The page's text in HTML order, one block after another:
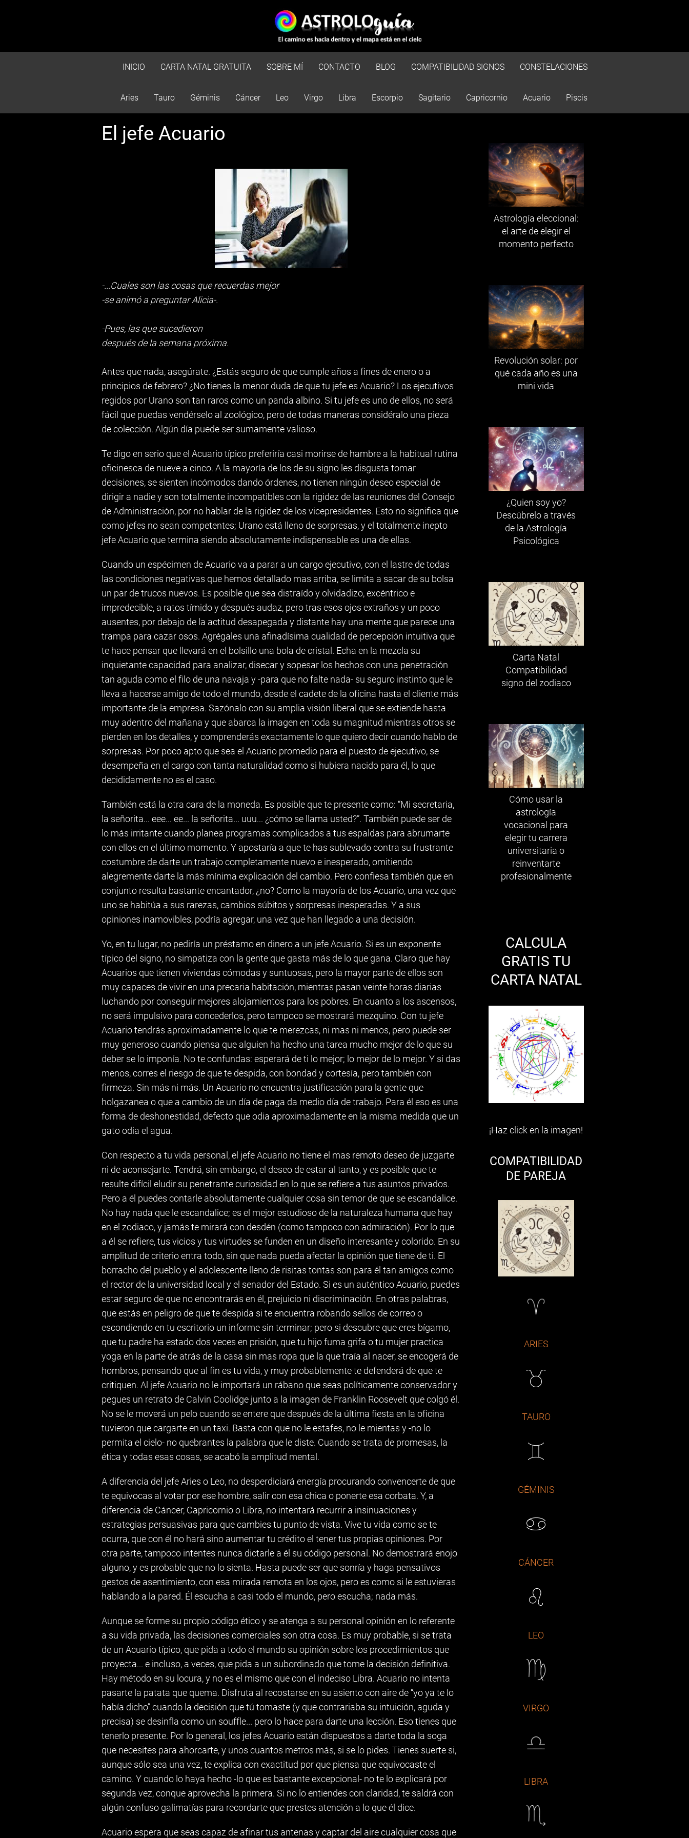
INICIO CARTA NATAL GRATUITA SOBRE MÍ CONTACTO BLOG COMPATIBILIDAD SIGNOS CONSTELACIONES
Aries Tauro Géminis Cáncer Leo Virgo Libra Escorpio Sagitario Capricornio Acuario Piscis
El jefe Acuario
-...Cuales son las cosas que recuerdas mejor
-se animó a preguntar Alicia-.
-Pues, las que sucedieron
después de la semana próxima.
Antes que nada, asegúrate. ¿Estás seguro de que cumple años a fines de enero o a
principios de febrero? ¿No tienes la menor duda de que tu jefe es Acuario? Los ejecutivos
regidos por Urano son tan raros como un panda albino. Si tu jefe es uno de ellos, no será
fácil que puedas vendérselo al zoológico, pero de todas maneras considéralo una pieza
de colección. Algún día puede ser sumamente valioso.
Te digo en serio que el Acuario típico preferiría casi morirse de hambre a la habitual rutina
oficinesca de nueve a cinco. A la mayoría de los de su signo les disgusta tomar
decisiones, se sienten incómodos dando órdenes, no tienen ningún deseo especial de
dirigir a nadie y son totalmente incompatibles con la rigidez de las reuniones del Consejo
de Administración, por no hablar de la rigidez de los vicepresidentes. Esto no significa que
como jefes no sean competentes; Urano está lleno de sorpresas, y el totalmente inepto
jefe Acuario que termina siendo absolutamente indispensable es una de ellas.
Cuando un espécimen de Acuario va a parar a un cargo ejecutivo, con el lastre de todas
las condiciones negativas que hemos detallado mas arriba, se limita a sacar de su bolsa
un par de trucos nuevos. Es posible que sea distraído y olvidadizo, excéntrico e
impredecible, a ratos tímido y después audaz, pero tras esos ojos extraños y un poco
ausentes, por debajo de la actitud desapegada y distante hay una mente que parece una
trampa para cazar osos. Agrégales una afinadísima cualidad de percepción intuitiva que
te hace pensar que llevará en el bolsillo una bola de cristal. Echa en la mezcla su
inquietante capacidad para analizar, disecar y sopesar los hechos con una penetración
tan aguda como el filo de una navaja y -para que no falte nada- su seguro instinto que le
lleva a hacerse amigo de todo el mundo, desde el cadete de la oficina hasta el cliente más
importante de la empresa. Sazónalo con su amplia visión liberal que se extiende hasta
muy adentro del mañana y que abarca la imagen en toda su magnitud mientras otros se
pierden en los detalles, y comprenderás exactamente lo que quiero decir cuando hablo de
sorpresas. Por poco apto que sea el Acuario promedio para el puesto de ejecutivo, se
desempeña en el cargo con tanta naturalidad como si hubiera nacido para él, lo que
decididamente no es el caso.
También está la otra cara de la moneda. Es posible que te presente como: “Mi secretaria,
la señorita... eee... ee... la señorita... uuu... ¿cómo se llama usted?”. También puede ser de
lo más irritante cuando planea programas complicados a tus espaldas para abrumarte
con ellos en el último momento. Y apostaría a que te has sublevado contra su frustrante
costumbre de darte un trabajo completamente nuevo e inesperado, omitiendo
alegremente darte la más mínima explicación del cambio. Pero confiesa también que en
conjunto resulta bastante encantador, ¿no? Como la mayoría de los Acuario, una vez que
uno se habitúa a sus rarezas, cambios súbitos y sorpresas inesperadas. Y a sus
opiniones inamovibles, podría agregar, una vez que han llegado a una decisión.
Yo, en tu lugar, no pediría un préstamo en dinero a un jefe Acuario. Si es un exponente
típico del signo, no simpatiza con la gente que gasta más de lo que gana. Claro que hay
Acuarios que tienen viviendas cómodas y suntuosas, pero la mayor parte de ellos son
muy capaces de vivir en una precaria habitación, mientras pasan veinte horas diarias
luchando por conseguir mejores alojamientos para los pobres. En cuanto a los ascensos,
no será impulsivo para concederlos, pero tampoco se mostrará mezquino. Con tu jefe
Acuario tendrás aproximadamente lo que te merezcas, ni mas ni menos, pero puede ser
muy generoso cuando piensa que alguien ha hecho una tarea mucho mejor de lo que su
deber se lo imponía. No te confundas: esperará de ti lo mejor; lo mejor de lo mejor. Y si das
menos, corres el riesgo de que te despida, con bondad y cortesía, pero también con
firmeza. Sin más ni más. Un Acuario no encuentra justificación para la gente que
holgazanea o que a cambio de un día de paga da medio día de trabajo. Para él eso es una
forma de deshonestidad, defecto que odia aproximadamente en la misma medida que un
gato odia el agua.
Con respecto a tu vida personal, el jefe Acuario no tiene el mas remoto deseo de juzgarte
ni de aconsejarte. Tendrá, sin embargo, el deseo de estar al tanto, y es posible que te
resulte difícil eludir su penetrante curiosidad en lo que se refiere a tus asuntos privados.
Pero a él puedes contarle absolutamente cualquier cosa sin temor de que se escandalice.
No hay nada que le escandalice; es el mejor estudioso de la naturaleza humana que hay
en el zodiaco, y jamás te mirará con desdén (como tampoco con admiración). Por lo que
a él se refiere, tus vicios y tus virtudes se funden en un diseño interesante y colorido. En su
amplitud de criterio entra todo, sin que nada pueda afectar la opinión que tiene de ti. El
borracho del pueblo y el adolescente lleno de risitas tontas son para él tan amigos como
el rector de la universidad local y el senador del Estado. Si es un auténtico Acuario, puedes
estar seguro de que no encontrarás en él, prejuicio ni discriminación. En otras palabras,
que estás en peligro de que te despida si te encuentra robando sellos de correo o
escondiendo en tu escritorio un informe sin terminar; pero si descubre que eres bígamo,
que tu padre ha estado dos veces en prisión, que tu hijo fuma grifa o tu mujer practica
yoga en la parte de atrás de la casa sin mas ropa que la que traía al nacer, se encogerá de
hombros, pensando que al fin es tu vida, y muy probablemente te defenderá de que te
critiquen. Al jefe Acuario no le importará un rábano que seas políticamente conservador y
pegues un retrato de Calvin Coolidge junto a la imagen de Franklin Roosevelt que colgó él.
No se le moverá un pelo cuando se entere que después de la última fiesta en la oficina
tuvieron que cargarte en un taxi. Basta con que no le estafes, no le mientas y -no lo
permita el cielo- no quebrantes la palabra que le diste. Cuando se trata de promesas, la
ética y todas esas cosas, se acabó la amplitud mental.
A diferencia del jefe Aries o Leo, no desperdiciará energía procurando convencerte de que
te equivocas al votar por ese hombre, salir con esa chica o ponerte esa corbata. Y, a
diferencia de Cáncer, Capricornio o Libra, no intentará recurrir a insinuaciones y
estrategias persuasivas para que cambies tu punto de vista. Vive tu vida como se te
ocurra, que con él no hará sino aumentar tu crédito el tener tus propias opiniones. Por
otra parte, tampoco intentes nunca dictarle a él su código personal. No demostrará enojo
alguno, y es probable que no lo sienta. Hasta puede ser que sonría y haga pensativos
gestos de asentimiento, con esa mirada remota en los ojos, pero es como si le estuvieras
hablando a la pared. Él escucha a casi todo el mundo, pero escucha; nada más.
Aunque se forme su propio código ético y se atenga a su personal opinión en lo referente
a su vida privada, las decisiones comerciales son otra cosa. Es muy probable, si se trata
de un Acuario típico, que pida a todo el mundo su opinión sobre los procedimientos que
proyecta... e incluso, a veces, que pida a un subordinado que tome la decisión definitiva.
Hay método en su locura, y no es el mismo que con el indeciso Libra. Acuario no intenta
pasarte la patata que quema. Disfruta al recostarse en su asiento con aire de “yo ya te lo
había dicho” cuando la decisión que tú tomaste (y que contrariaba su intuición, aguda y
precisa) se desinfla como un souffle... pero lo hace para darte una lección. Eso tienes que
tenerlo presente. Por lo general, los jefes Acuario están dispuestos a darte toda la soga
que necesites para ahorcarte, y unos cuantos metros más, si se lo pides. Tienes suerte si,
aunque sólo sea una vez, te explica con exactitud por que piensa que equivocaste el
camino. Y cuando lo haya hecho -lo que es bastante excepcional- no te lo explicará por
segunda vez, conque aprovecha la primera. Si no lo entiendes con claridad, te saldrá con
algún confuso galimatías para recordarte que prestes atención a lo que él dice.
Acuario espera que seas capaz de afinar tus antenas y captar del aire cualquier cosa que
Astrología eleccional:
el arte de elegir el
momento perfecto
Revolución solar: por
qué cada año es una
mini vida
¿Quien soy yo?
Descúbrelo a través
de la Astrología
Psicológica
Carta Natal
Compatibilidad
signo del zodiaco
Cómo usar la
astrología
vocacional para
elegir tu carrera
universitaria o
reinventarte
profesionalmente
CALCULA
GRATIS TU
CARTA NATAL
¡Haz click en la imagen!
COMPATIBILIDAD
DE PAREJA
ARIES
TAURO
GÉMINIS
CÁNCER
LEO
VIRGO
LIBRA